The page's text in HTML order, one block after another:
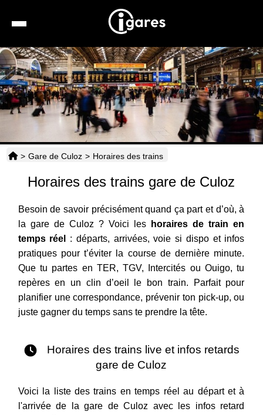
Recherche
Location de voiture
Hôtels
Horaires
> Gare de Culoz > Horaires des trains
Horaires des trains gare de Culoz
Besoin de savoir précisément quand ça part et d’où, à
la gare de Culoz ? Voici les
horaires de train en
temps réel
: départs, arrivées, voie si dispo et infos
pratiques pour t’éviter la course de dernière minute.
Que tu partes en TER, TGV, Intercités ou Ouigo, tu
repères en un clin d’oeil le bon train. Parfait pour
planifier une correspondance, prévenir ton pick-up, ou
juste gagner du temps sans te prendre la tête.
Horaires des trains live et infos retards
gare de Culoz
Voici la liste des trains en temps réel au départ et à
l'arrivée de la gare de Culoz avec les infos retard